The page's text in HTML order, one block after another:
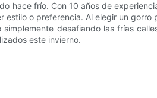
hace frío. Con 10 años de
o preferencia. Al elegir un
desafiando las frías
este invierno.